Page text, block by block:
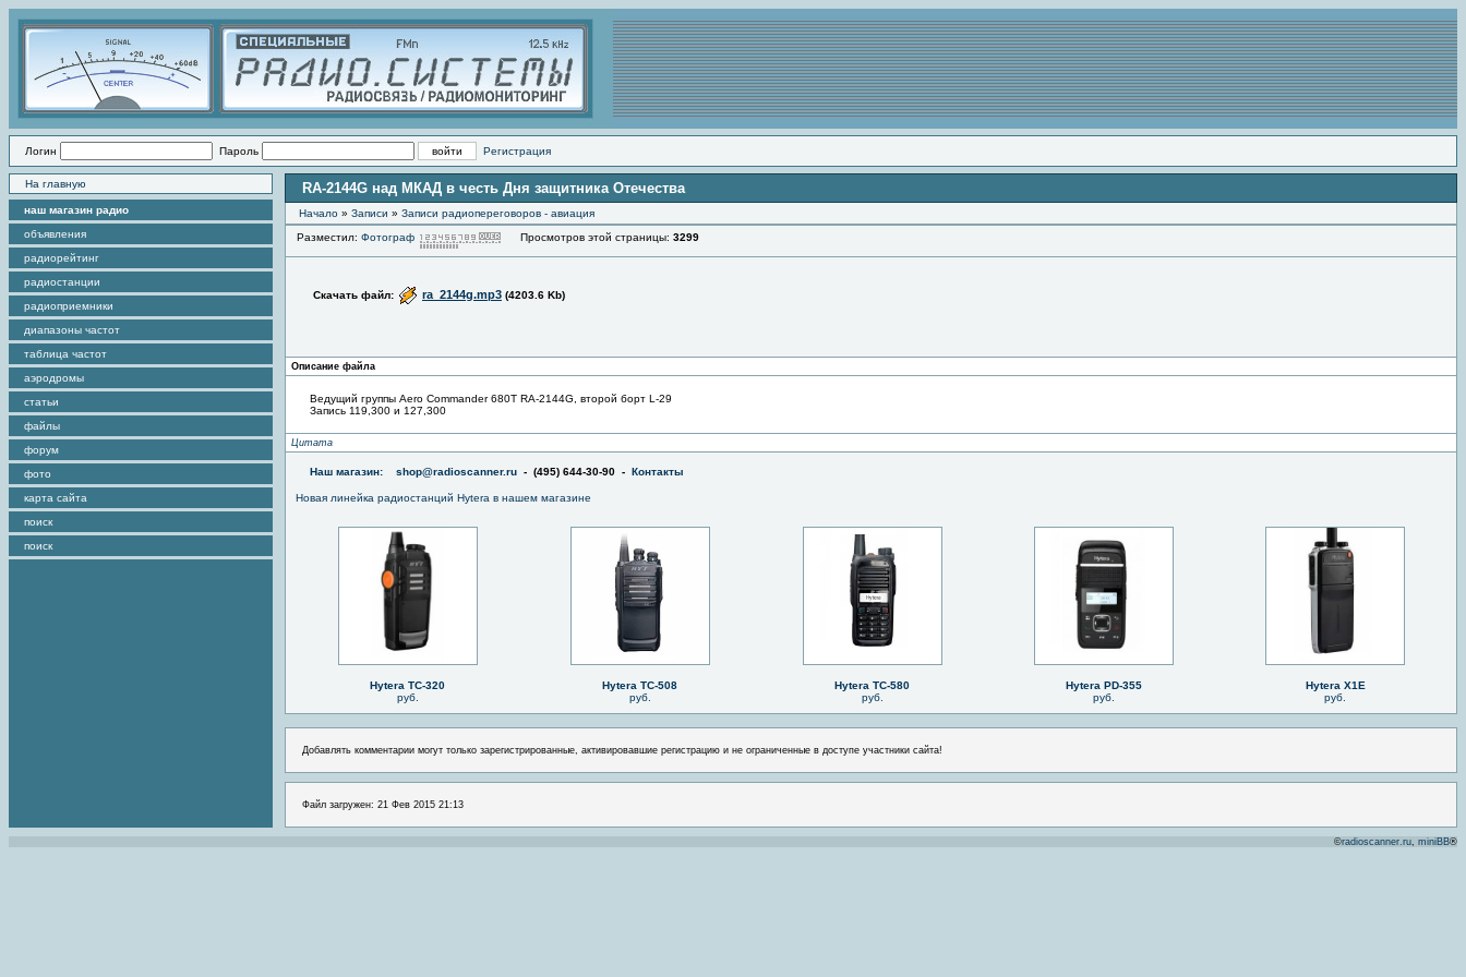
Логин Пароль Регистрация
На главную
наш магазин радио
объявления
радиорейтинг
радиостанции
радиоприемники
диапазоны частот
таблица частот
аэродромы
статьи
файлы
форум
фото
карта сайта
поиск
поиск
RA-2144G над МКАД в честь Дня защитника Отечества
Начало » Записи » Записи радиопереговоров - авиация
Разместил: Фотограф Просмотров этой страницы: 3299
Скачать файл: ra_2144g.mp3 (4203.6 Kb)
Описание файла
Ведущий группы Aero Commander 680T RA-2144G, второй борт L-29
Запись 119,300 и 127,300
Цитата
Наш магазин: shop@radioscanner.ru - (495) 644-30-90 - Контакты
Новая линейка радиостанций Hytera в нашем магазине
Hytera TC-320
руб.
Hytera TC-508
руб.
Hytera TC-580
руб.
Hytera PD-355
руб.
Hytera X1E
руб.
Добавлять комментарии могут только зарегистрированные, активировавшие регистрацию и не ограниченные в доступе участники сайта!
Файл загружен: 21 Фев 2015 21:13
©radioscanner.ru, miniBB®